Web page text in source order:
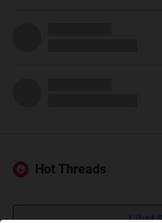
Hot Threads
Lihat